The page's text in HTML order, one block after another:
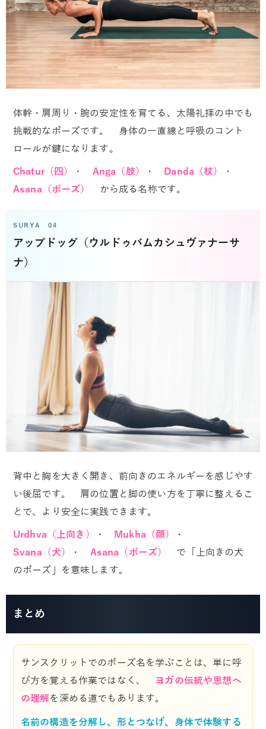
体幹・肩周り・腕の安定性を育てる、太陽礼拝の中でも
挑戦的なポーズです。 身体の一直線と呼吸のコント
ロールが鍵になります。
Chatur（四） ・ Anga（肢） ・ Danda（杖）
・
Asana（ポーズ）
から成る名称です。
SURYA 04
アップドッグ（ウルドゥバムカシュヴァナーサ
ナ）
背中と胸を大きく開き、前向きのエネルギーを感じやす
い後屈です。 肩の位置と脚の使い方を丁寧に整えるこ
とで、より安全に実践できます。
Urdhva（上向き） ・ Mukha（顔）
・
Svana（犬）
・ Asana（ポーズ）
で「上向きの犬
のポーズ」を意味します。
まとめ
サンスクリットでのポーズ名を学ぶことは、単に呼
び方を覚える作業ではなく、
ヨガの伝統や思想へ
の理解を深める道でもあります。
名前の構造を分解し、形とつなげ、身体で体験する